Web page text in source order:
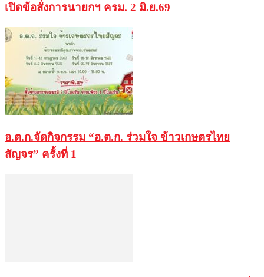
เปิดข้อสั่งการนายกฯ ครม. 2 มิ.ย.69
อ.ต.ก.จัดกิจกรรม “อ.ต.ก. ร่วมใจ ข้าวเกษตรไทย
สัญจร” ครั้งที่ 1